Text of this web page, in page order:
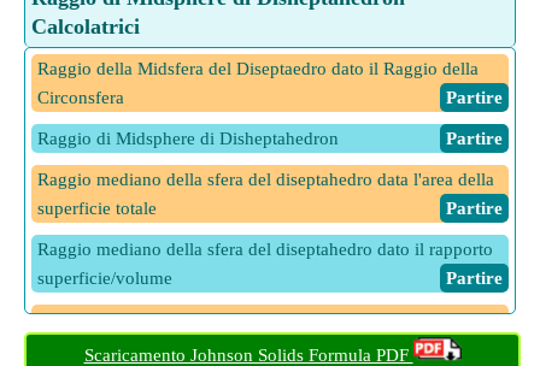
Calcolatrici
Raggio della Midsfera del Diseptaedro dato il Raggio della
Circonsfera
​ Partire
Raggio di Midsphere di Disheptahedron ​ Partire
Raggio mediano della sfera del diseptahedro data l'area della
superficie totale
​ Partire
Raggio mediano della sfera del diseptahedro dato il rapporto
superficie/volume
​ Partire
Raggio mediosfera del Disheptahedron dato il volume
​ Partire
Scaricamento Johnson Solids Formula PDF